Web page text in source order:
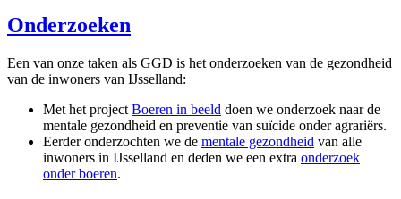
Onderzoeken
Een van onze taken als GGD is het onderzoeken van de gezondheid
van de inwoners van IJsselland:
Met het project Boeren in beeld doen we onderzoek naar de
mentale gezondheid en preventie van suïcide onder agrariërs.
Eerder onderzochten we de mentale gezondheid van alle
inwoners in IJsselland en deden we een extra onderzoek
onder boeren.